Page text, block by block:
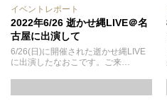
イベントレポート
2022年6/26 逝かせ縄LIVE＠名
古屋に出演して
6/26(日)に開催された逝かせ縄LIVE
に出演したなおこです。ご来…